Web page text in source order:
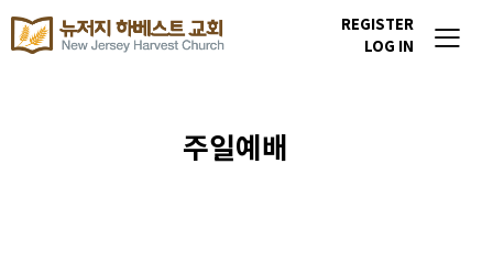
REGISTER
LOG IN
주일예배